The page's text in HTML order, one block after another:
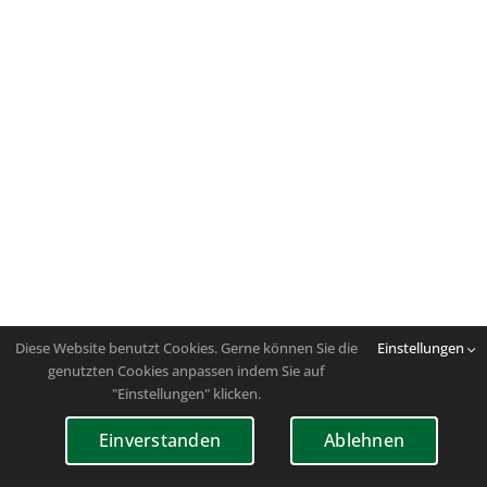
Diese Website benutzt Cookies. Gerne können Sie die
genutzten Cookies anpassen indem Sie auf
"Einstellungen" klicken.
Einstellungen
Einverstanden Ablehnen